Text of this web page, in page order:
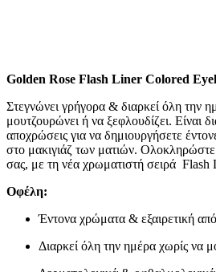
Golden Rose Flash Liner Colored
Στεγνώνει γρήγορα & διαρκεί όλη την
μουτζουρώνει ή να ξεφλουδίζει. Είναι
αποχρώσεις για να δημιουργήσετε
στο μακιγιάζ των ματιών. Ολοκληρώστε
σας, με τη νέα χρωματιστή σειρά
Οφέλη:
Έντονα χρώματα & εξαιρετική
Διαρκεί όλη την ημέρα χωρίς να